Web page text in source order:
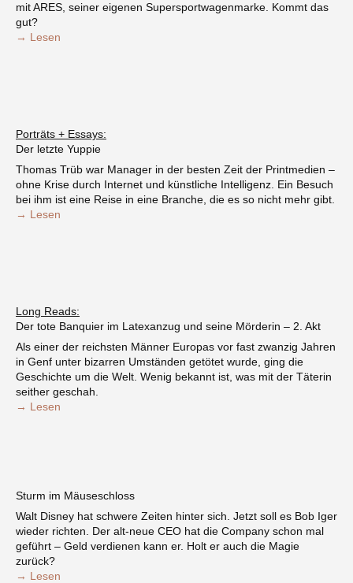
mit ARES, seiner eigenen Supersportwagenmarke. Kommt das
gut?
→ Lesen
Porträts + Essays:
Der letzte Yuppie
Thomas Trüb war Manager in der besten Zeit der Printmedien –
ohne Krise durch Internet und künstliche Intelligenz. Ein Besuch
bei ihm ist eine Reise in eine Branche, die es so nicht mehr gibt.
→ Lesen
Long Reads:
Der tote Banquier im Latexanzug und seine Mörderin – 2. Akt
Als einer der reichsten Männer Europas vor fast zwanzig Jahren
in Genf unter bizarren Umständen getötet wurde, ging die
Geschichte um die Welt. Wenig bekannt ist, was mit der Täterin
seither geschah.
→ Lesen
Sturm im Mäuseschloss
Walt Disney hat schwere Zeiten hinter sich. Jetzt soll es Bob Iger
wieder richten. Der alt-neue CEO hat die Company schon mal
geführt – Geld verdienen kann er. Holt er auch die Magie
zurück?
→ Lesen